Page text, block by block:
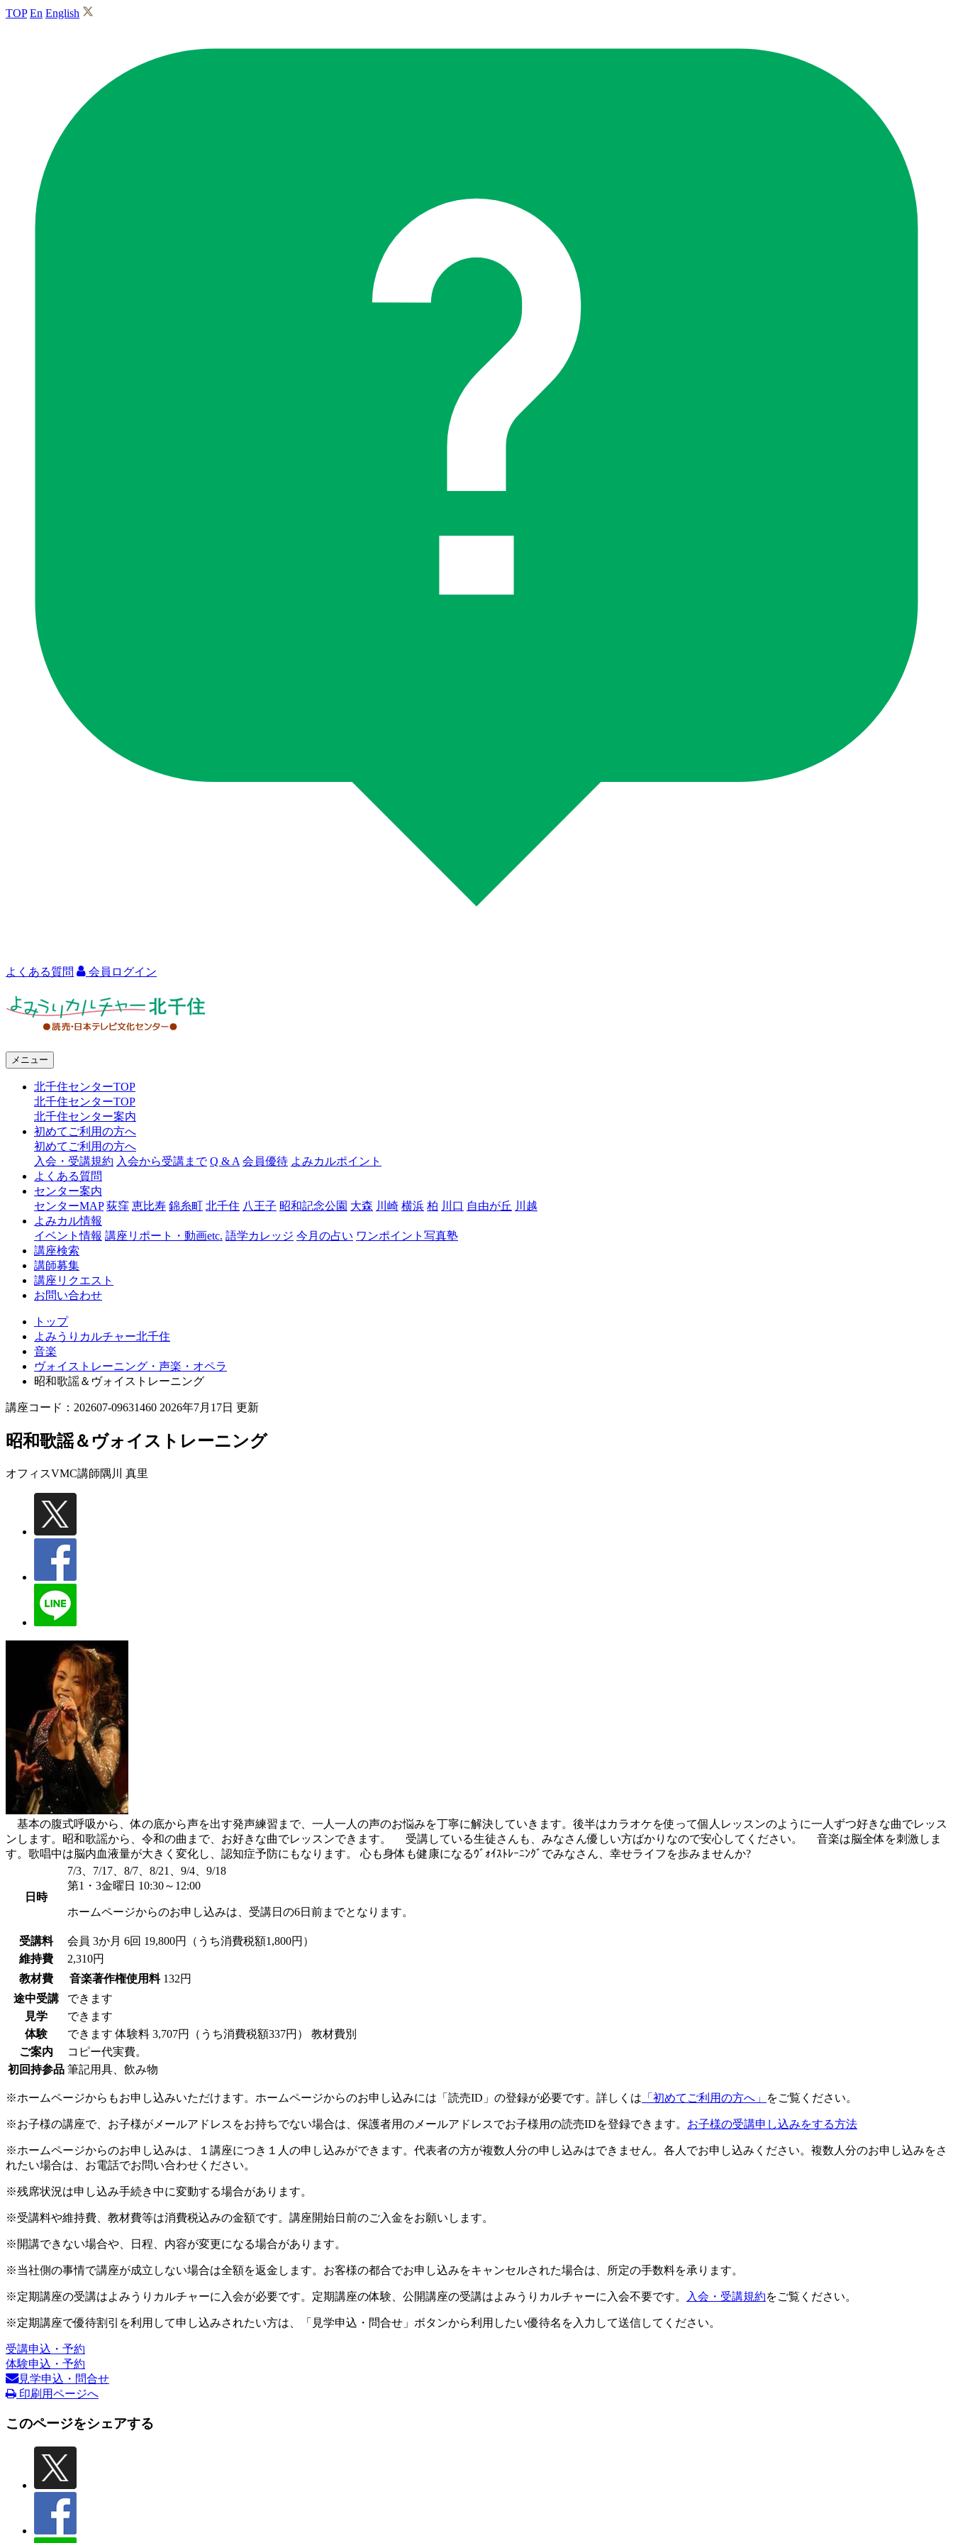
TOP En English
よくある質問 会員ログイン
ャ
北
千
メニュー
北千住センターTOP
北千住センターTOP
北千住センター案内
初めてご利用の方へ
初めてご利用の方へ
入会・受講規約 入会から受講まで Q & A 会員優待 よみカルポイント
よくある質問
センター案内
センターMAP 荻窪 恵比寿 錦糸町 北千住 八王子 昭和記念公園 大森 川崎 横浜 柏 川口 自由が丘 川越
よみカル情報
イベント情報 講座リポート・動画etc. 語学カレッジ 今月の占い ワンポイント写真塾
講座検索
講師募集
講座リクエスト
お問い合わせ
トップ
よみうりカルチャー北千住
音楽
ヴォイストレーニング・声楽・オペラ
昭和歌謡＆ヴォイストレーニング
講座コード：202607-09631460 2026年7月17日 更新
昭和歌謡＆ヴォイストレーニング
オフィスVMC講師隅川 真里
基本の腹式呼吸から、体の底から声を出す発声練習まで、一人一人の声のお悩みを丁寧に解決していきます。後半はカラオケを使って個人レッスンのように一人ずつ好きな曲でレッス
ンします。昭和歌謡から、令和の曲まで、お好きな曲でレッスンできます。 受講している生徒さんも、みなさん優しい方ばかりなので安心してください。 音楽は脳全体を刺激しま
す。歌唱中は脳内血液量が大きく変化し、認知症予防にもなります。 心も身体も健康になるｳﾞｫｲｽﾄﾚｰﾆﾝｸﾞでみなさん、幸せライフを歩みませんか?
日時
7/3、7/17、8/7、8/21、9/4、9/18
第1・3金曜日 10:30～12:00
ホームページからのお申し込みは、受講日の6日前までとなります。
受講料 会員 3か月 6回 19,800円（うち消費税額1,800円）
維持費
2,310円
教材費
音楽著作権使用料 132円
途中受講
できます
見学
できます
体験
できます体験料 3,707円（うち消費税額337円） 教材費別
ご案内
コピー代実費。
初回持参品 筆記用具、飲み物
※ホームページからもお申し込みいただけます。ホームページからのお申し込みには「読売ID」の登録が必要です。詳しくは 「初めてご利用の方へ」 をご覧ください。
※お子様の講座で、お子様がメールアドレスをお持ちでない場合は、保護者用のメールアドレスでお子様用の読売IDを登録できます。 お子様の受講申し込みをする方法
※ホームページからのお申し込みは、１講座につき１人の申し込みができます。代表者の方が複数人分の申し込みはできません。各人でお申し込みください。複数人分のお申し込みをさ
れたい場合は、お電話でお問い合わせください。
※残席状況は申し込み手続き中に変動する場合があります。
※受講料や維持費、教材費等は消費税込みの金額です。講座開始日前のご入金をお願いします。
※開講できない場合や、日程、内容が変更になる場合があります。
※当社側の事情で講座が成立しない場合は全額を返金します。お客様の都合でお申し込みをキャンセルされた場合は、所定の手数料を承ります。
※定期講座の受講はよみうりカルチャーに入会が必要です。定期講座の体験、公開講座の受講はよみうりカルチャーに入会不要です。 入会・受講規約をご覧ください。
※定期講座で優待割引を利用して申し込みされたい方は、「見学申込・問合せ」ボタンから利用したい優待名を入力して送信してください。
受講申込・予約
体験申込・予約
見学申込・問合せ
印刷用ページへ
このページをシェアする